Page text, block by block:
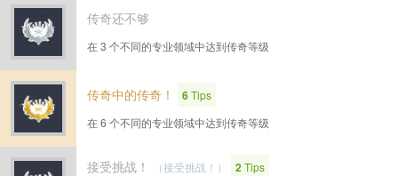
传奇还不够
在 3 个不同的专业领域中达到传奇等级
传奇中的传奇！ 6Tips
在 6 个不同的专业领域中达到传奇等级
接受挑战！ （接受挑战！） 2Tips